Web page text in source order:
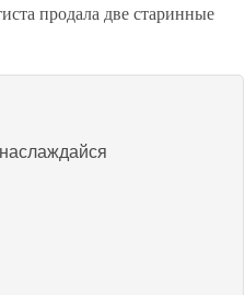
продала две старинные